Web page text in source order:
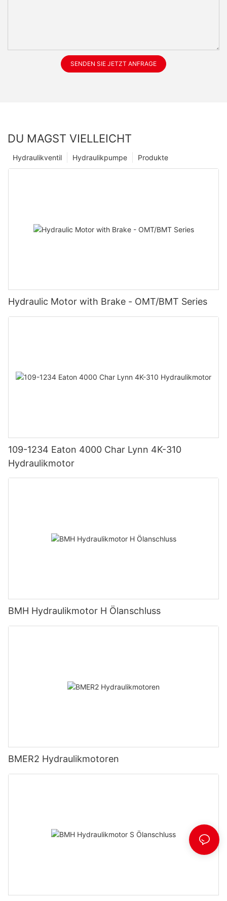
SENDEN SIE JETZT ANFRAGE
DU MAGST VIELLEICHT
Produkte
Hydraulikpumpe
Hydraulikventil
Hydraulic Motor with Brake - OMT/BMT Series
109-1234 Eaton 4000 Char Lynn 4K-310
Hydraulikmotor
BMH Hydraulikmotor H Ölanschluss
BMER2 Hydraulikmotoren